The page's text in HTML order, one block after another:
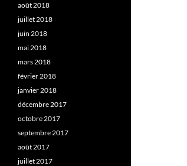
août 2018
juillet 2018
juin 2018
mai 2018
mars 2018
février 2018
janvier 2018
décembre 2017
octobre 2017
septembre 2017
août 2017
juillet 2017